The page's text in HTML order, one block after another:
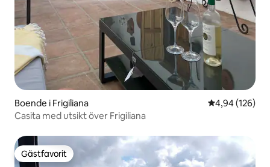
Boende i Frigiliana 4,94 av 5 i
4,94 (126)
Casita med utsikt över Frigiliana
Gästfavorit
Gästfavorit